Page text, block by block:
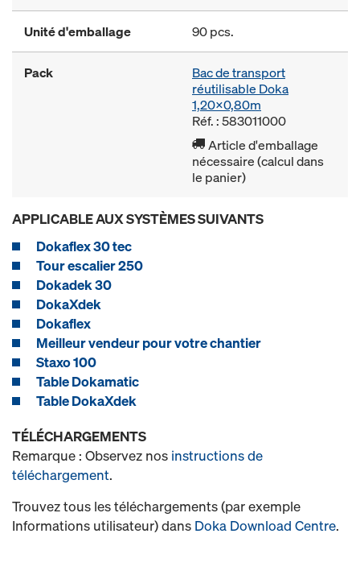
Unité d'emballage 90 pcs.
Pack
Bac de transport
réutilisable Doka
1,20x0,80m
Réf. : 583011000
Article d'emballage
nécessaire (calcul dans
le panier)
APPLICABLE AUX SYSTÈMES SUIVANTS
Dokaflex 30 tec
Tour escalier 250
Dokadek 30
DokaXdek
Dokaflex
Meilleur vendeur pour votre chantier
Staxo 100
Table Dokamatic
Table DokaXdek
TÉLÉCHARGEMENTS
Remarque : Observez nos instructions de
téléchargement.
Trouvez tous les téléchargements (par exemple
Informations utilisateur) dans Doka Download Centre.